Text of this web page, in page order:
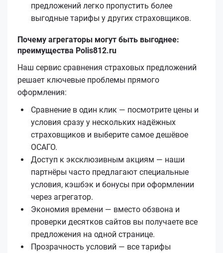
предложений легко пропустить более
выгодные тарифы у других страховщиков.
Почему агрегаторы могут быть выгоднее:
преимущества Polis812.ru
Наш сервис сравнения страховых предложений
решает ключевые проблемы прямого
оформления:
Сравнение в один клик — посмотрите цены и
условия сразу у нескольких надёжных
страховщиков и выберите самое дешёвое
ОСАГО.
Доступ к эксклюзивным акциям — наши
партнёры часто предлагают специальные
условия, кэшбэк и бонусы при оформлении
через агрегатор.
Экономия времени — вместо обзвона и
проверки десятков сайтов вы получаете все
предложения на одной странице.
Прозрачность условий — все тарифы